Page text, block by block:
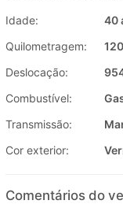
Idade:
40
Quilometragem:
Deslocação:
Combustível:
Transmissão:
Cor exterior:
Comentários do